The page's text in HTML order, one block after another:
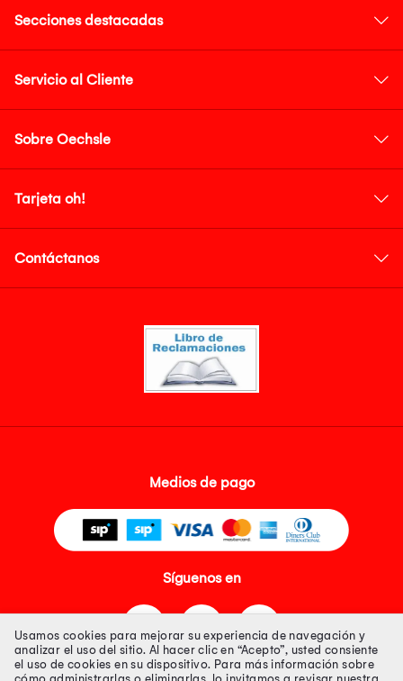
Secciones destacadas
Servicio al Cliente
Sobre Oechsle
Tarjeta oh!
Contáctanos
Medios de pago
Síguenos en
Usamos cookies para mejorar su experiencia de navegación y
analizar el uso del sitio. Al hacer clic en “Acepto”, usted consiente
el uso de cookies en su dispositivo. Para más información sobre